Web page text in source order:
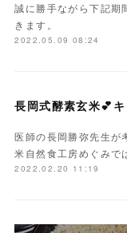
誠に勝手ながら下記期
きます。
2022.05.09 08:24
長岡式酵素玄米💕
医師の長岡勝弥先生が
米自然食工房めぐみ
2022.02.20 11:19